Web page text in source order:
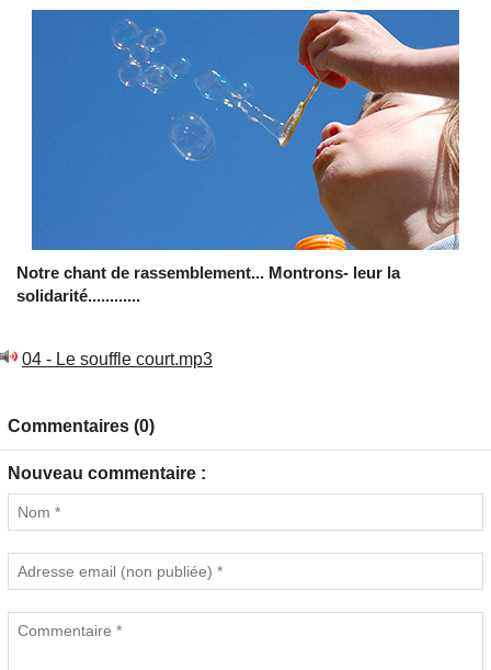
Notre chant de rassemblement... Montrons- leur la
solidarité............
04 - Le souffle court.mp3
Commentaires (0)
Nouveau commentaire :